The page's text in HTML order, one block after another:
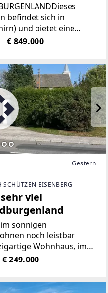
befindet sich in
und bietet eine
aus Wohnkomfort,
und großzügigen
€ 849.000
Gestern
EISENBERG
viel
sonnigen
noch leistbar
Wohnhaus, im
errichtet, besticht
einer Wohnfläche von
€ 249.000